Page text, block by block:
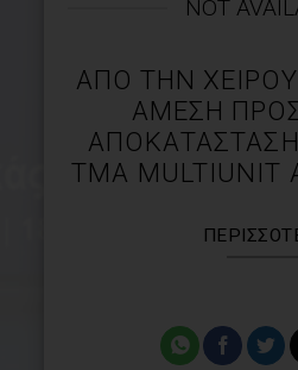
NOT
ΑΠΌ ΤΗΝ
ΆΜΕΣΗ
ΤΜΑ MULTIUNIT